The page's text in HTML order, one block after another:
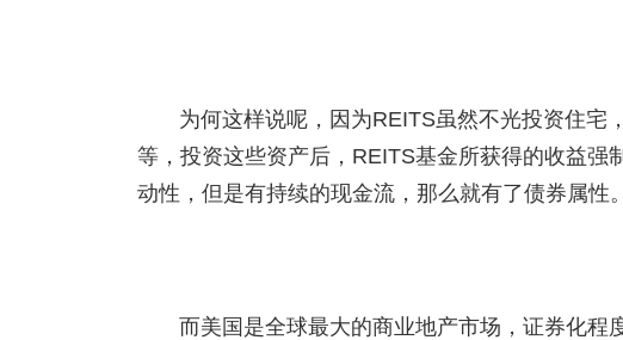
为何这样说呢，因为REITS虽然不光投资住宅
等，投资这些资产后，REITS基金所获得的收益强
动性，但是有持续的现金流，那么就有了债券属性。
而美国是全球最大的商业地产市场，证券化程